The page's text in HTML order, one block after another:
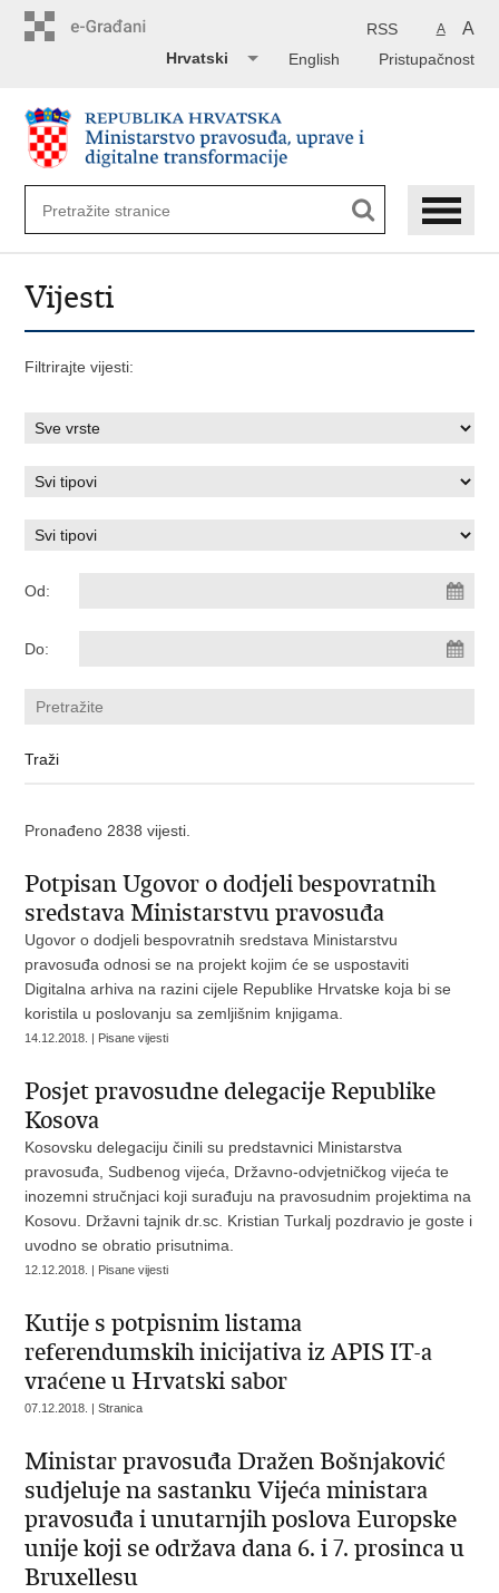
A A
RSS
Pristupačnost
English
Hrvatski
Vijesti
Filtrirajte vijesti:
Od:
Do:
Pronađeno 2838 vijesti.
Potpisan Ugovor o dodjeli bespovratnih
sredstava Ministarstvu pravosuđa
Ugovor o dodjeli bespovratnih sredstava Ministarstvu
pravosuđa odnosi se na projekt kojim će se uspostaviti
Digitalna arhiva na razini cijele Republike Hrvatske koja bi se
koristila u poslovanju sa zemljišnim knjigama.
14.12.2018. | Pisane vijesti
Posjet pravosudne delegacije Republike
Kosova
Kosovsku delegaciju činili su predstavnici Ministarstva
pravosuđa, Sudbenog vijeća, Državno-odvjetničkog vijeća te
inozemni stručnjaci koji surađuju na pravosudnim projektima na
Kosovu. Državni tajnik dr.sc. Kristian Turkalj pozdravio je goste i
uvodno se obratio prisutnima.
12.12.2018. | Pisane vijesti
Kutije s potpisnim listama
referendumskih inicijativa iz APIS IT-a
vraćene u Hrvatski sabor
07.12.2018. | Stranica
Ministar pravosuđa Dražen Bošnjaković
sudjeluje na sastanku Vijeća ministara
pravosuđa i unutarnjih poslova Europske
unije koji se održava dana 6. i 7. prosinca u
Bruxellesu